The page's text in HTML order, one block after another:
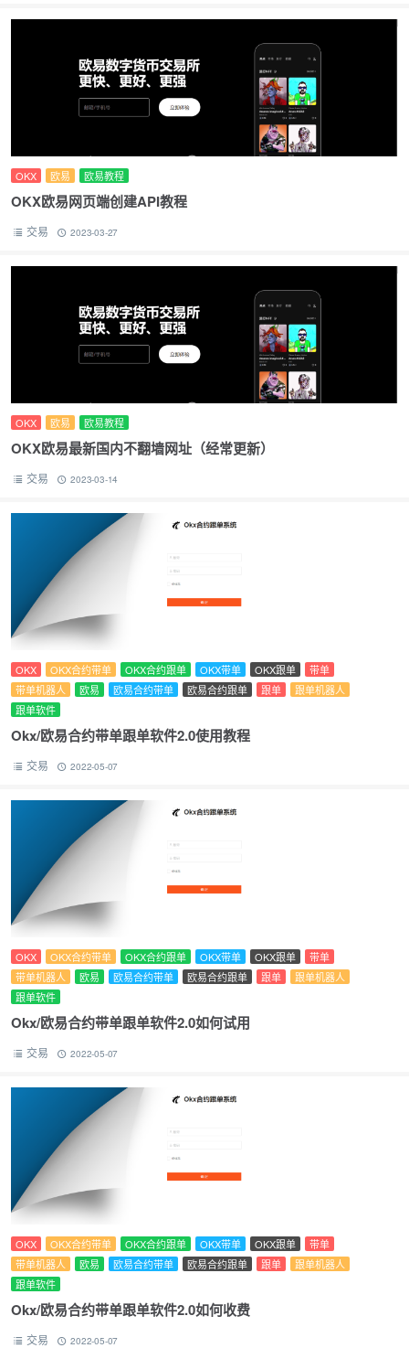
OKX 欧易 欧易教程
OKX欧易网页端创建API教程
交易 2023-03-27
OKX 欧易 欧易教程
OKX欧易最新国内不翻墙网址（经常更新）
交易 2023-03-14
OKX OKX合约带单 OKX合约跟单 OKX带单 OKX跟单
带单
带单机器人
欧易 欧易合约带单 欧易合约跟单 跟单
跟单机器人
跟单软件
Okx/欧易合约带单跟单软件2.0使用教程
交易 2022-05-07
OKX OKX合约带单 OKX合约跟单 OKX带单 OKX跟单
带单
带单机器人
欧易 欧易合约带单 欧易合约跟单 跟单
跟单机器人
跟单软件
Okx/欧易合约带单跟单软件2.0如何试用
交易 2022-05-07
OKX OKX合约带单 OKX合约跟单 OKX带单 OKX跟单
带单
带单机器人
欧易 欧易合约带单 欧易合约跟单 跟单
跟单机器人
跟单软件
Okx/欧易合约带单跟单软件2.0如何收费
交易 2022-05-07